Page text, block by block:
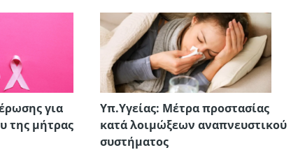
για
της μήτρας
Υπ.Υγείας: Μέτρα προστασίας
κατά λοιμώξεων αναπνευστικού
συστήματος